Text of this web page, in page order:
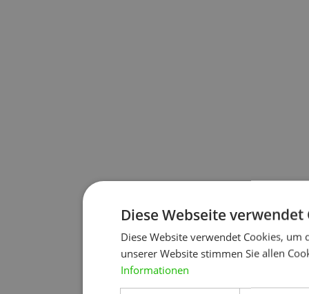
Diese Webseite verwendet
Diese Website verwendet Cookies,
unserer Website stimmen Sie allen
Informationen